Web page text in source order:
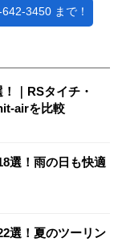
3450 まで！
｜RSタイチ・
airを比較
選！雨の日も快適
選！夏のツーリン